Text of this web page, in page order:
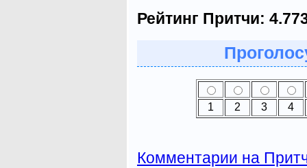
Рейтинг Притчи:
1 2 3 4
Комментарии на